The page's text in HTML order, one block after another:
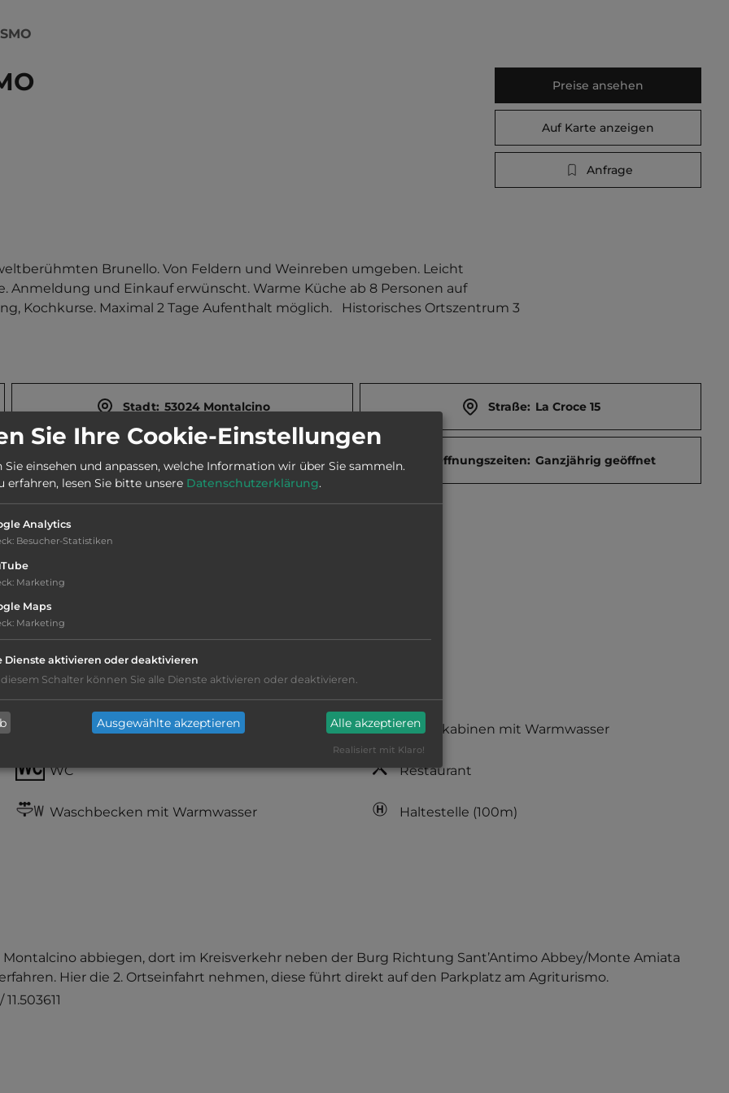
Preise ansehen
Auf Karte anzeigen
Anfrage
Brunello. Von Feldern und Weinreben umgeben. Leicht
Anmeldung und Einkauf erwünscht. Warme Küche ab 8 Personen auf
Kochkurse. Maximal 2 Tage Aufenthalt möglich.   Historisches Ortszentrum 3
Stadt: 53024 Montalcino Straße: La Croce 15
www.lacrociona.it Öffnungszeiten: Ganzjährig geöffnet
und Museen.
teilweise Schatten
WC
Waschbecken mit Warmwasser
Duschkabinen mit Warmwasser
Restaurant
Haltestelle (100m)
Montalcino abbiegen, dort im Kreisverkehr neben der Burg Richtung Sant’Antimo Abbey/Monte Amiata
Hier die 2. Ortseinfahrt nehmen, diese führt direkt auf den Parkplatz am Agriturismo.
Sie Ihre Cookie-Einstellungen
Sie einsehen und anpassen, welche Information wir über Sie sammeln.
erfahren, lesen Sie bitte unsere Datenschutzerklärung.
Analytics
: Besucher-Statistiken
: Marketing
Maps
: Marketing
Dienste aktivieren oder deaktivieren
Schalter können Sie alle Dienste aktivieren oder deaktivieren.
Ausgewählte akzeptieren Alle akzeptieren
Realisiert mit Klaro!